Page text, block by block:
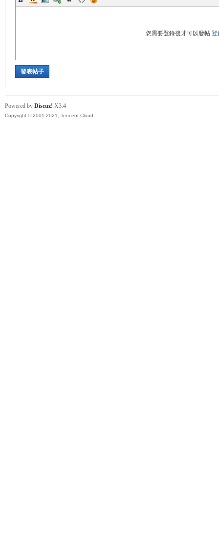
您需要登錄後才可以發帖 登
發表帖子
Powered by Discuz! X3.4
Copyright © 2001-2021, Tencent Cloud.